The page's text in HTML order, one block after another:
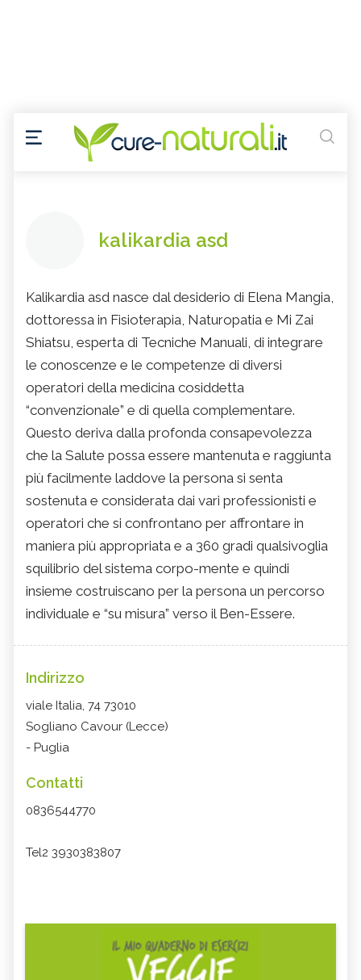
kalikardia asd
Kalikardia asd nasce dal desiderio di Elena Mangia,
dottoressa in Fisioterapia, Naturopatia e Mi Zai
Shiatsu, esperta di Tecniche Manuali, di integrare
le conoscenze e le competenze di diversi
operatori della medicina cosiddetta
“convenzionale” e di quella complementare.
Questo deriva dalla profonda consapevolezza
che la Salute possa essere mantenuta e raggiunta
più facilmente laddove la persona si senta
sostenuta e considerata dai vari professionisti e
operatori che si confrontano per affrontare in
maniera più appropriata e a 360 gradi qualsivoglia
squilibrio del sistema corpo-mente e quindi
insieme costruiscano per la persona un percorso
individuale e “su misura” verso il Ben-Essere.
Indirizzo
viale Italia, 74 73010
Sogliano Cavour (Lecce)
- Puglia
Contatti
0836544770
Tel2 3930383807